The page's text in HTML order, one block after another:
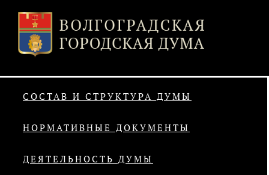
СОСТАВ И СТРУКТУРА ДУМЫ
НОРМАТИВНЫЕ ДОКУМЕНТЫ
ДЕЯТЕЛЬНОСТЬ ДУМЫ